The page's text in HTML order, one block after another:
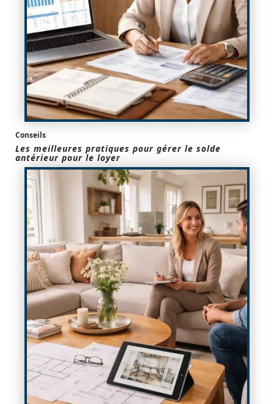
Conseils
Les meilleures pratiques pour gérer le solde
antérieur pour le loyer